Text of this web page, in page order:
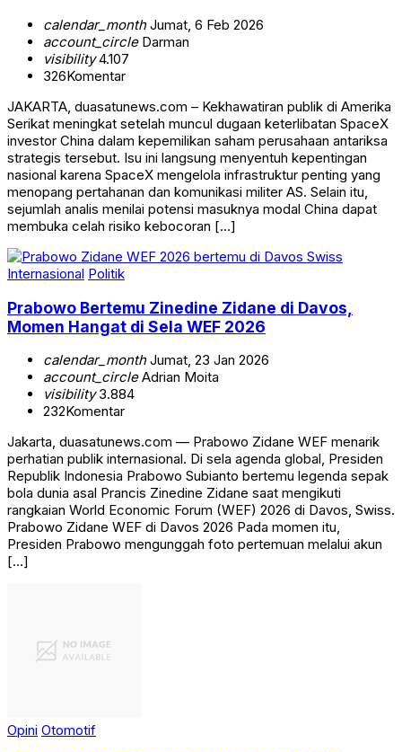
calendar_monthJumat, 6 Feb 2026
account_circleDarman
visibility4.107
326Komentar
JAKARTA, duasatunews.com – Kekhawatiran publik di Amerika
Serikat meningkat setelah muncul dugaan keterlibatan SpaceX
investor China dalam kepemilikan saham perusahaan antariksa
strategis tersebut. Isu ini langsung menyentuh kepentingan
nasional karena SpaceX mengelola infrastruktur penting yang
menopang pertahanan dan komunikasi militer AS. Selain itu,
sejumlah analis menilai potensi masuknya modal China dapat
membuka celah risiko kebocoran […]
Internasional Politik
Prabowo Bertemu Zinedine Zidane di Davos,
Momen Hangat di Sela WEF 2026
calendar_monthJumat, 23 Jan 2026
account_circleAdrian Moita
visibility3.884
232Komentar
Jakarta, duasatunews.com — Prabowo Zidane WEF menarik
perhatian publik internasional. Di sela agenda global, Presiden
Republik Indonesia Prabowo Subianto bertemu legenda sepak
bola dunia asal Prancis Zinedine Zidane saat mengikuti
rangkaian World Economic Forum (WEF) 2026 di Davos, Swiss.
Prabowo Zidane WEF di Davos 2026 Pada momen itu,
Presiden Prabowo mengunggah foto pertemuan melalui akun
[…]
Opini Otomotif